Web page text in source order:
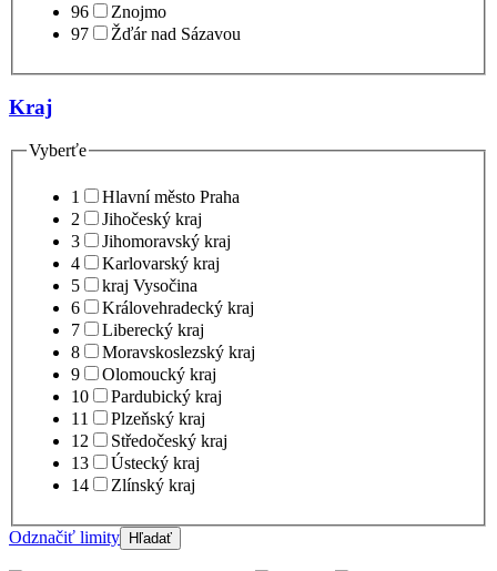
96
Znojmo
97
Žďár nad Sázavou
Kraj
Vyberťe
1
Hlavní město Praha
2
Jihočeský kraj
3
Jihomoravský kraj
4
Karlovarský kraj
5
kraj Vysočina
6
Královehradecký kraj
7
Liberecký kraj
8
Moravskoslezský kraj
9
Olomoucký kraj
10
Pardubický kraj
11
Plzeňský kraj
12
Středočeský kraj
13
Ústecký kraj
14
Zlínský kraj
Odznačiť limity Hľadať